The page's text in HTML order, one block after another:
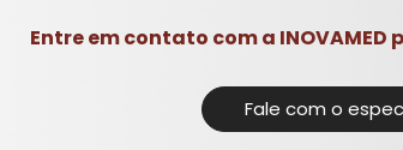
Entre em contato com a
Fale com o